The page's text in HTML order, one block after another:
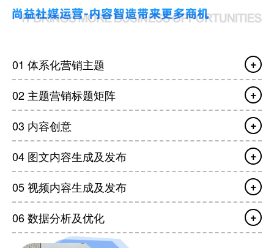
01 体系化营销主题
02 主题营销标题矩阵
03 内容创意
04 图文内容生成及发布
05 视频内容生成及发布
06 数据分析及优化